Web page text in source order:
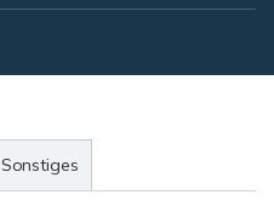
Sonstiges